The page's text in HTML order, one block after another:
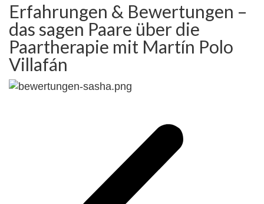
Erfahrungen & Bewertungen –
das sagen Paare über die
Paartherapie mit Martín Polo
Villafán